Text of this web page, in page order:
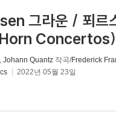
그라운 / 푀르
Concertos)
, Johann Quantz 작곡/Frederick
2022년 05월 23일